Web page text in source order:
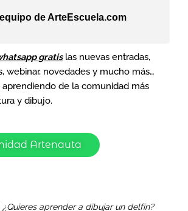
de ArteEscuela.com
gratislas nuevas entradas,
webinar, novedades y mucho más…
aprendiendo de la comunidad más
y dibujo.
Artenauta
¿Quieres aprender a dibujar un delfín?